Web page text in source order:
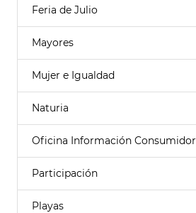
Feria de Julio
Mayores
Mujer e Igualdad
Naturia
Oficina Información Consumidor
Participación
Playas